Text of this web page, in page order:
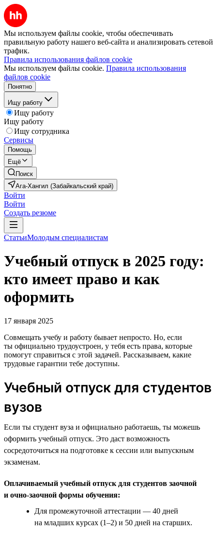
Мы используем файлы cookie, чтобы обеспечивать
правильную работу нашего веб-сайта и анализировать сетевой
трафик.
Правила использования файлов cookie
Мы используем файлы cookie. Правила использования
файлов cookie
Понятно
Ищу работу
Ищу работу
Ищу работу
Ищу сотрудника
Сервисы
Помощь
Ещё
Поиск
Ага-Хангил (Забайкальский край)
Войти
Войти
Создать резюме
СтатьиМолодым специалистам
Учебный отпуск в 2025 году:
кто имеет право и как
оформить
17 января 2025
Совмещать учебу и работу бывает непросто. Но, если
ты официально трудоустроен, у тебя есть права, которые
помогут справиться с этой задачей. Рассказываем, какие
трудовые гарантии тебе доступны.
Учебный отпуск для студентов
вузов
Если ты студент вуза и официально работаешь, ты можешь
оформить учебный отпуск. Это даст возможность
сосредоточиться на подготовке к сессии или выпускным
экзаменам.
Оплачиваемый учебный отпуск для студентов заочной
и очно-заочной формы обучения:
Для промежуточной аттестации — 40 дней
на младших курсах (1–2) и 50 дней на старших.